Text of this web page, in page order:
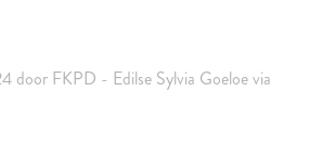
door FKPD - Edilse Sylvia Goeloe via